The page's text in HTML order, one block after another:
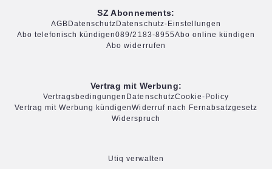
SZ Abonnements:
AGB Datenschutz Datenschutz-Einstellungen
Abo telefonisch kündigen089/2183-8955Abo online kündigen
Abo widerrufen
Vertrag mit Werbung:
Vertragsbedingungen DatenschutzCookie-Policy
Vertrag mit Werbung kündigenWiderruf nach Fernabsatzgesetz
Widerspruch
Utiq verwalten